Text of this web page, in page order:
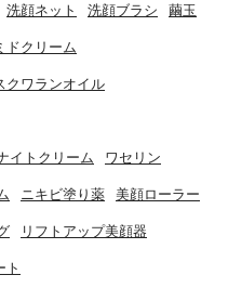
洗顔ネット 洗顔ブラシ 繭玉
ドクリーム
クワランオイル
イトクリーム ワセリン
ニキビ塗り薬 美顔ローラー
リフトアップ美顔器
ト